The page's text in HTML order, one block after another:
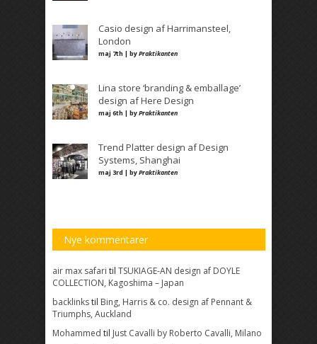
Casio design af Harrimansteel,
London
maj 7th | byPraktikanten
Lina store ‘branding & emballage’
design af Here Design
maj 6th | byPraktikanten
Trend Platter design af Design
Systems, Shanghai
maj 3rd | byPraktikanten
Nye kommentarer
air max safari til TSUKIAGE-AN design af DOYLE
COLLECTION, Kagoshima – Japan
backlinkstil Bing, Harris & co. design af Pennant &
Triumphs, Auckland
Mohammed til Just Cavalli by Roberto Cavalli, Milano